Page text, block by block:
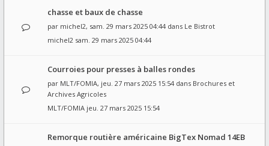
chasse et baux de chasse
par michel2, sam. 29 mars 2025 04:44 dans Le Bistrot
michel2 sam. 29 mars 2025 04:44
Courroies pour presses à balles rondes
par MLT/FOMIA, jeu. 27 mars 2025 15:54 dans Brochures et
Archives Agricoles
MLT/FOMIA jeu. 27 mars 2025 15:54
Remorque routière américaine BigTex Nomad 14EB